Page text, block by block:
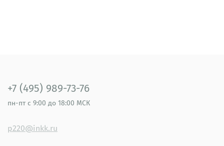
+7 (495) 989-73-76
пн-пт с 9:00 до 18:00 МСК
p220@inkk.ru